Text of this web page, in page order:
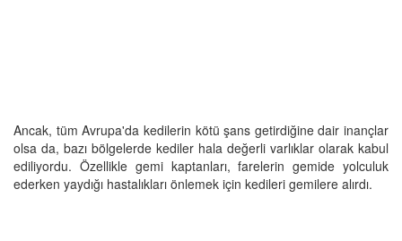
Ancak, tüm Avrupa'da kedilerin kötü şans getirdiğine dair inançlar
olsa da, bazı bölgelerde kediler hala değerli varlıklar olarak kabul
ediliyordu. Özellikle gemi kaptanları, farelerin gemide yolculuk
ederken yaydığı hastalıkları önlemek için kedileri gemilere alırdı.